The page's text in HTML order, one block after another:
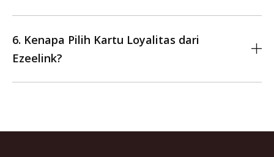
6. Kenapa Pilih Kartu Loyalitas dari
Ezeelink?